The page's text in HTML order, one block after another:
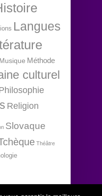
Langues
Musique Méthode
culturel
Religion
Slovaque
Théâtre